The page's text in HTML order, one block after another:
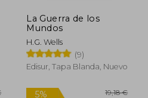
La Guerra de los
Mundos
H.G. Wells
(9)
Edisur, Tapa Blanda, Nuevo